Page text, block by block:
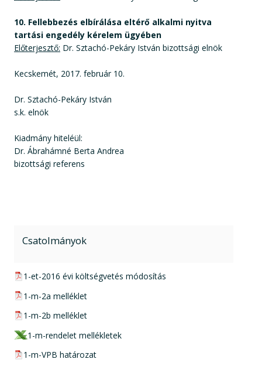
10. Fellebbezés elbírálása eltérő alkalmi nyitva
tartási engedély kérelem ügyében
Előterjesztő: Dr. Sztachó-Pekáry István bizottsági elnök
Kecskemét, 2017. február 10.
Dr. Sztachó-Pekáry István
s.k. elnök
Kiadmány hiteléül:
Dr. Ábrahámné Berta Andrea
bizottsági referens
Csatolmányok
pdf csatolmány:
1-et-2016 évi költségvetés módosítás
pdf csatolmány:
1-m-2a melléklet
pdf csatolmány:
1-m-2b melléklet
xlsx csatolmány:
1-m-rendelet mellékletek
pdf csatolmány:
1-m-VPB határozat